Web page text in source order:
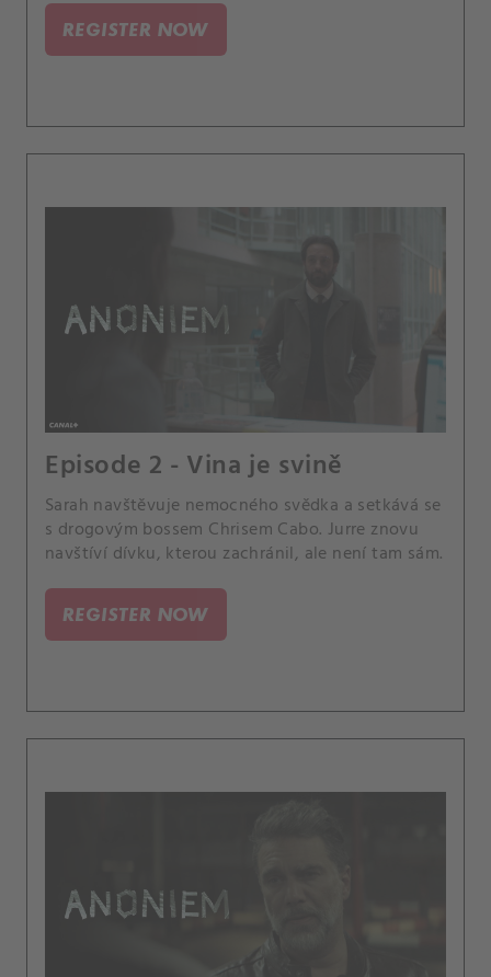
REGISTER NOW
Episode 2 - Vina je svině
Sarah navštěvuje nemocného svědka a setkává se
s drogovým bossem Chrisem Cabo. Jurre znovu
navštíví dívku, kterou zachránil, ale není tam sám.
REGISTER NOW